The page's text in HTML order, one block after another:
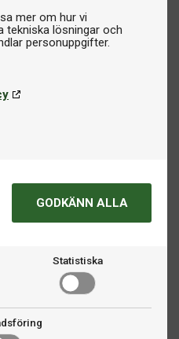
mer om hur vi
tekniska lösningar och
GODKÄNN ALLA
Statistiska